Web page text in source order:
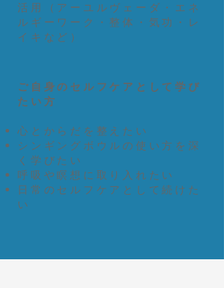
活用
（アーユルヴェーダ・エネ
ルギーワーク・整体・気功・レ
イキなど）
ご自身のセルフケアとして学び
たい方
心とからだを整えたい
​シンギングボウルの使い方を深
く学びたい
呼吸や瞑想に取り入れたい
日常のセルフケアとして続けた
い